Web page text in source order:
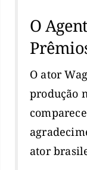
O
O ator
produção
ator